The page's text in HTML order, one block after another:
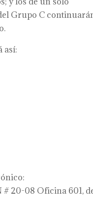
Grupo C
así:
20-08 Oficina 601,